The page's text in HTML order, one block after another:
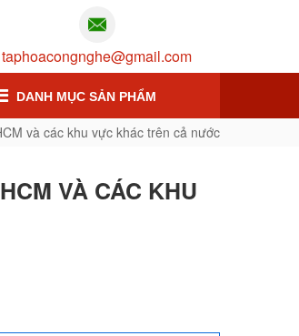
taphoacongnghe@gmail.com
DANH MỤC SẢN PHẨM
và các khu vực khác trên cả nước
VÀ CÁC KHU